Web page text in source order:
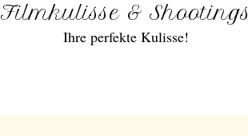
Filmkulisse & Shootings
Ihre perfekte Kulisse!